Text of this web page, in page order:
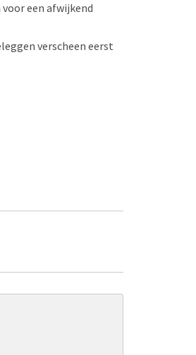
een afwijkend
verscheen eerst